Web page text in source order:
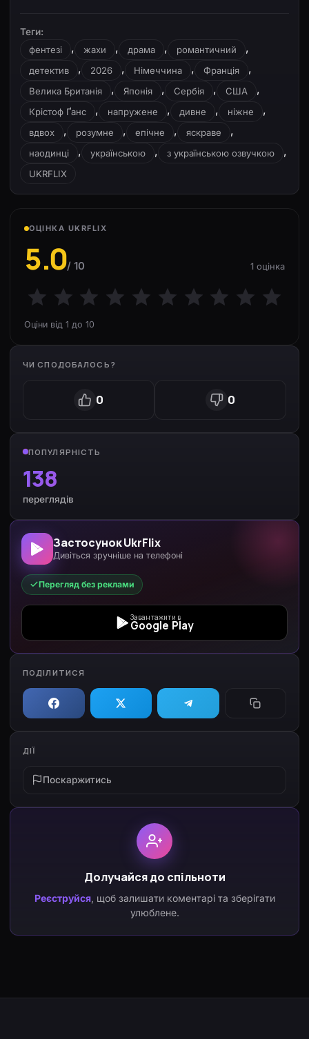
Теги:
фентезі
, жахи , драма , романтичний ,
детектив , 2026 , Німеччина , Франція ,
Велика Британія , Японія , Сербія , США ,
Крістоф Ґанс , напружене , дивне , ніжне ,
вдвох , розумне , епічне , яскраве ,
наодинці , українською , з українською озвучкою ,
UKRFLIX
ОЦІНКА UKRFLIX
5.0/ 10 1 оцінка
Оціни від 1 до 10
ЧИ СПОДОБАЛОСЬ?
0 0
ПОПУЛЯРНІСТЬ
138
переглядів
Застосунок UkrFlix
Дивіться зручніше на телефоні
Перегляд без реклами
Завантажити в
Google Play
ПОДІЛИТИСЯ
ДІЇ
Поскаржитись
Долучайся до спільноти
Реєструйся, щоб залишати коментарі та зберігати
улюблене.